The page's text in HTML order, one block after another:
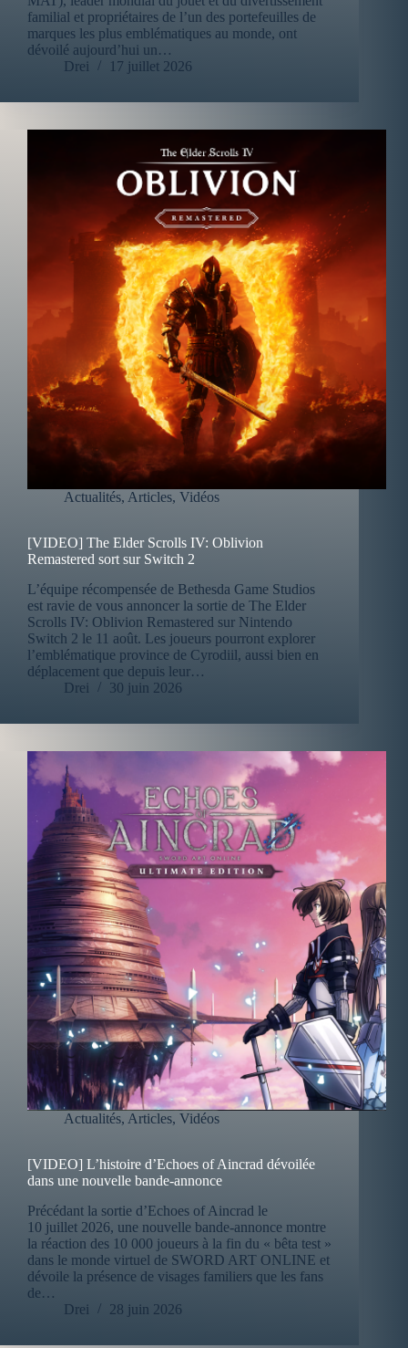
familial et propriétaires de l’un des portefeuilles de
marques les plus emblématiques au monde, ont
dévoilé aujourd’hui un…
Drei
17 juillet 2026
Actualités, Articles, Vidéos
[VIDEO] The Elder Scrolls IV: Oblivion
Remastered sort sur Switch 2
L’équipe récompensée de Bethesda Game Studios
est ravie de vous annoncer la sortie de The Elder
Scrolls IV: Oblivion Remastered sur Nintendo
Switch 2 le 11 août. Les joueurs pourront explorer
l’emblématique province de Cyrodiil, aussi bien en
déplacement que depuis leur…
Drei
30 juin 2026
Actualités, Articles, Vidéos
[VIDEO] L’histoire d’Echoes of Aincrad dévoilée
dans une nouvelle bande-annonce
Précédant la sortie d’Echoes of Aincrad le
10 juillet 2026, une nouvelle bande-annonce montre
la réaction des 10 000 joueurs à la fin du « bêta test »
dans le monde virtuel de SWORD ART ONLINE et
dévoile la présence de visages familiers que les fans
de…
Drei
28 juin 2026